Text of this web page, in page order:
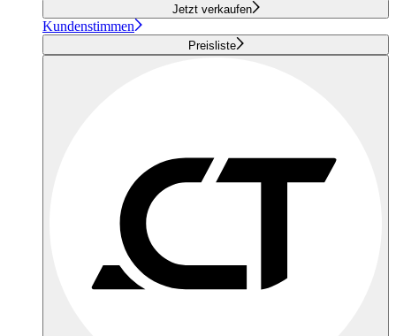
Jetzt verkaufen
Kundenstimmen
Preisliste